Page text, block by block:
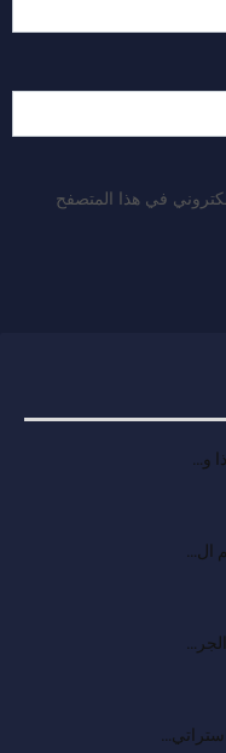
في هذا المتصفح
و…
ال…